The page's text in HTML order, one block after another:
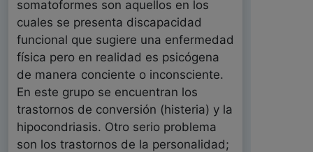
somatoformes son aquellos en los
cuales se presenta discapacidad
funcional que sugiere una enfermedad
física pero en realidad es psicógena
de manera conciente o inconsciente.
En este grupo se encuentran los
trastornos de conversión (histeria) y la
hipocondriasis. Otro serio problema
son los trastornos de la personalidad;